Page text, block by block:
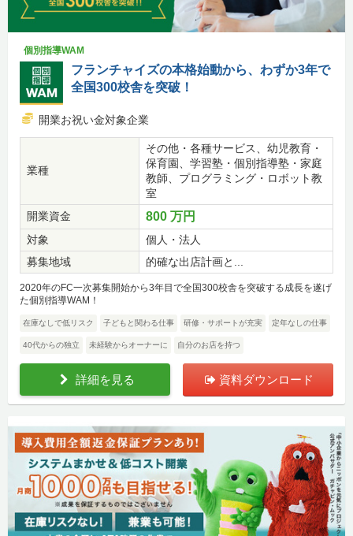
個別指導WAM
フランチャイズの本格始動から、わずか3年で
全国300校舎を突破！
開業お祝い金対象企業
業種
その他・各種サービス、幼児教育・
保育園、学習塾・個別指導塾・家庭
教師、プログラミング・ロボット教
室
開業資金
800 万円
対象
個人・法人
募集地域
的確な出店計画と...
2020年のFC一次募集開始から3年目で全国300校舎を突破する成長を遂げ
た個別指導WAM！
在庫なしで低リスク 子どもと関わる仕事 研修・サポートが充実 定年なしの仕事
40代からの独立 未経験からオーナーに 自分のお店を持つ
詳細を見る 資料ダウンロード